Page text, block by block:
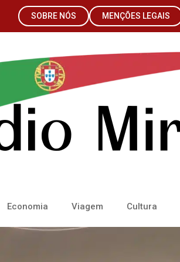
SOBRE NÓS MENÇÕES LEGAIS
Economia Viagem Cultura